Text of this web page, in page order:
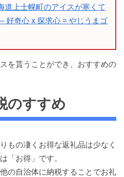
道上士幌町のアイスが寒くて
好奇心 x 探求心 = やじうまゴ
を貰うことができ、おすすめの
のすすめ
もの凄くお得な返礼品は少なく
「お得」です。
の自治体に納税することでお礼